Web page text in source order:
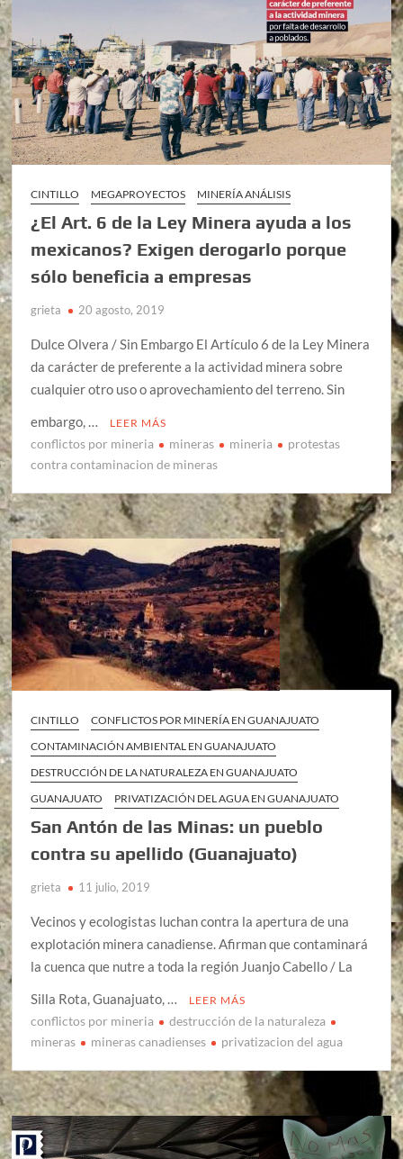
CINTILLO MEGAPROYECTOS MINERÍA ANÁLISIS
¿El Art. 6 de la Ley Minera ayuda a los
mexicanos? Exigen derogarlo porque
sólo beneficia a empresas
grieta 20 agosto, 2019
Dulce Olvera / Sin Embargo El Artículo 6 de la Ley Minera
da carácter de preferente a la actividad minera sobre
cualquier otro uso o aprovechamiento del terreno. Sin
embargo, …
LEER MÁS
conflictos por mineria mineras mineria
protestas
contra contaminacion de mineras
CINTILLO
CONFLICTOS POR MINERÍA EN GUANAJUATO
CONTAMINACIÓN AMBIENTAL EN GUANAJUATO
DESTRUCCIÓN DE LA NATURALEZA EN GUANAJUATO
GUANAJUATO
PRIVATIZACIÓN DEL AGUA EN GUANAJUATO
San Antón de las Minas: un pueblo
contra su apellido (Guanajuato)
grieta 11 julio, 2019
Vecinos y ecologistas luchan contra la apertura de una
explotación minera canadiense. Afirman que contaminará
la cuenca que nutre a toda la región Juanjo Cabello / La
Silla Rota, Guanajuato, …
LEER MÁS
conflictos por mineria
destrucción de la naturaleza
mineras
mineras canadienses privatizacion del agua